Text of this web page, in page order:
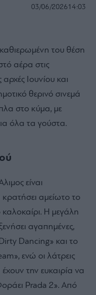
03/06/202614:03
του θέση
αέρα στις
Ιουνίου και
θερινό σινεμά
στο κύμα, με
όλα τα γούστα.
είναι
αμείωτο το
Η μεγάλη
αγαπημένες,
Dancing» και το
ενώ οι λάτρεις
την ευκαιρία να
Prada 2». Από